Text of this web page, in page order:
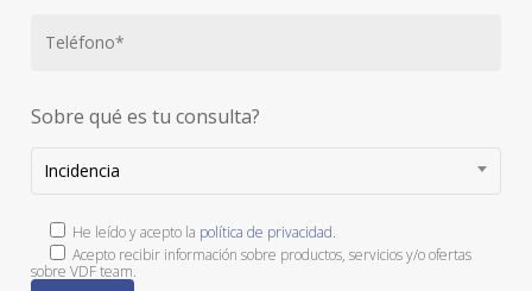
Sobre qué es tu consulta?
Incidencia
He leído y acepto la política de privacidad.
Acepto recibir información sobre productos, servicios y/o ofertas
sobre VDF team.